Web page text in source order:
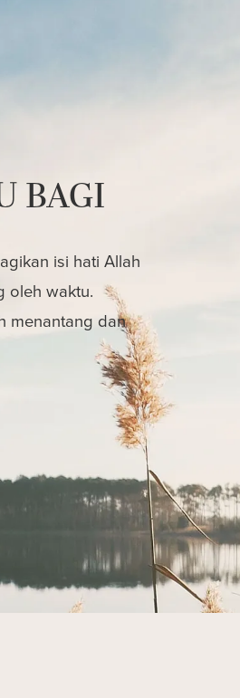
BAGI
isi hati Allah
oleh waktu.
menantang dan